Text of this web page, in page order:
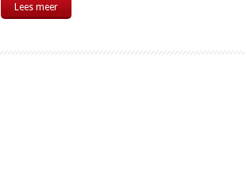
Lees meer